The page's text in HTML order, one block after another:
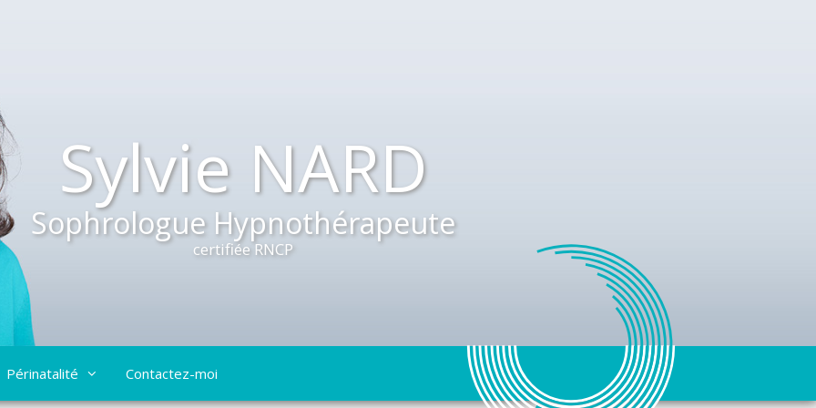
Sylvie NARD
Sophrologue Hypnothérapeute
certifiée RNCP
Périnatalité Contactez-moi